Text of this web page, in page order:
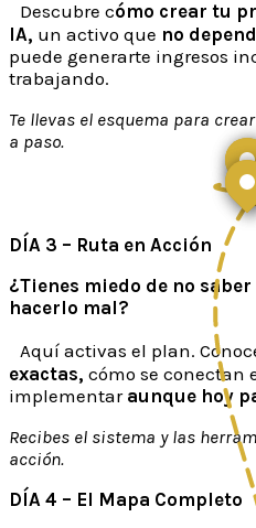
Descubre cómo crear tu
IA, un activo que no
puede generarte ingresos
trabajando.
Te llevas el esquema para
a paso.
DÍA 3 – Ruta en Acción
¿Tienes miedo de no
hacerlo mal?
Aquí activas el plan.
exactas, cómo se conectan
implementar aunque hoy
Recibes el sistema y las
acción.
DÍA 4 – El Mapa Completo